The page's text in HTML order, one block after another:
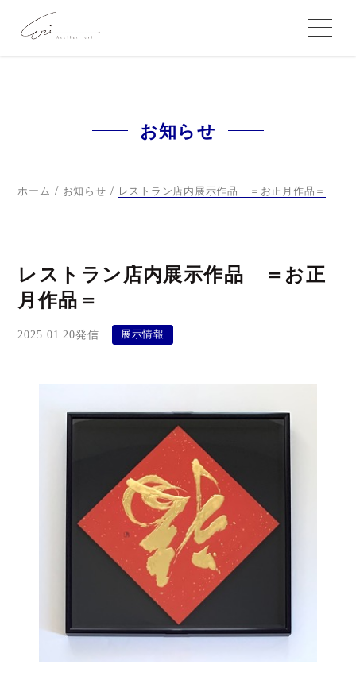
お知らせ
ホーム / お知らせ / レストラン店内展示作品 ＝お正月作品＝
レストラン店内展示作品 ＝お正
月作品＝
2025.01.20発信 展示情報